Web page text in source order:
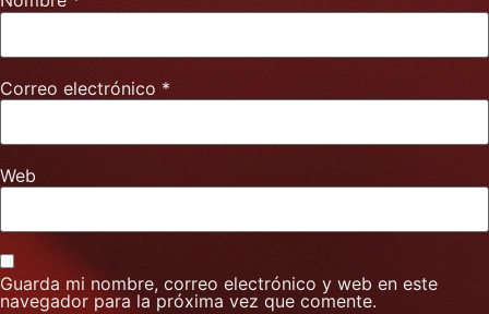
Correo electrónico *
Web
Guarda mi nombre, correo electrónico y web en este
navegador para la próxima vez que comente.